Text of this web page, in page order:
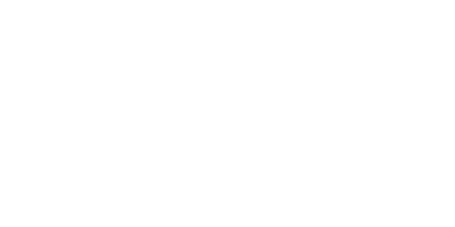
thanh nhờ mức trở kháng 8ohms cùng độ
amply karaoke, cục đẩy công suất, vang
nghiệp phục vụ cho phòng karaoke gia
hội trường, sự kiện.
gỗ MDF dày 15mm, phủ lớp sơn nhám đen
trầy xước cực tốt góp phần nâng cao độ
gỉ, bên trong có lớp vải cách âm nhằm hạn
giữa tấm ê – căng cũng được bố trí 1 logo
thương hiệu lớn.